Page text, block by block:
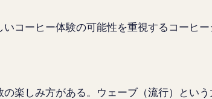
コーヒー体験の可能性を重視するコーヒ
楽しみ方がある。ウェーブ（流行）とい